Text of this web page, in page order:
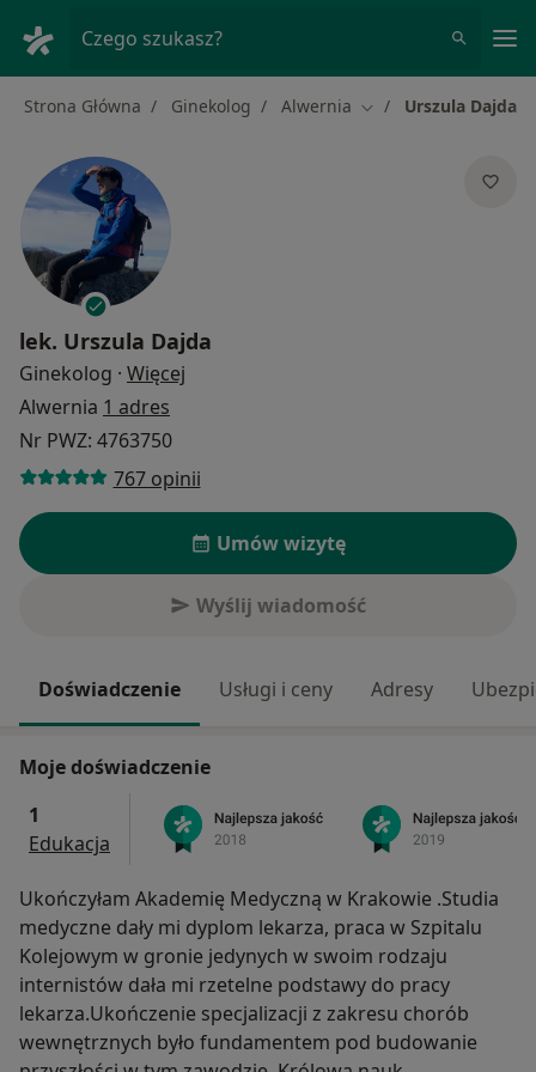
Czego szukasz?
Strona Główna Ginekolog Alwernia Zmień miasto
Urszula Dajda
lek. Urszula Dajda
Ginekolog · Więcej
Alwernia 1 adres
Nr PWZ: 4763750
767 opinii
Umów wizytę
Wyślij wiadomość
Doświadczenie Usługi i ceny Adresy
Moje doświadczenie
1
Edukacja
Ukończyłam Akademię Medyczną w Krakowie .Studia
medyczne dały mi dyplom lekarza, praca w Szpitalu
Kolejowym w gronie jedynych w swoim rodzaju
internistów dała mi rzetelne podstawy do pracy
lekarza.Ukończenie specjalizacji z zakresu chorób
wewnętrznych było fundamentem pod budowanie